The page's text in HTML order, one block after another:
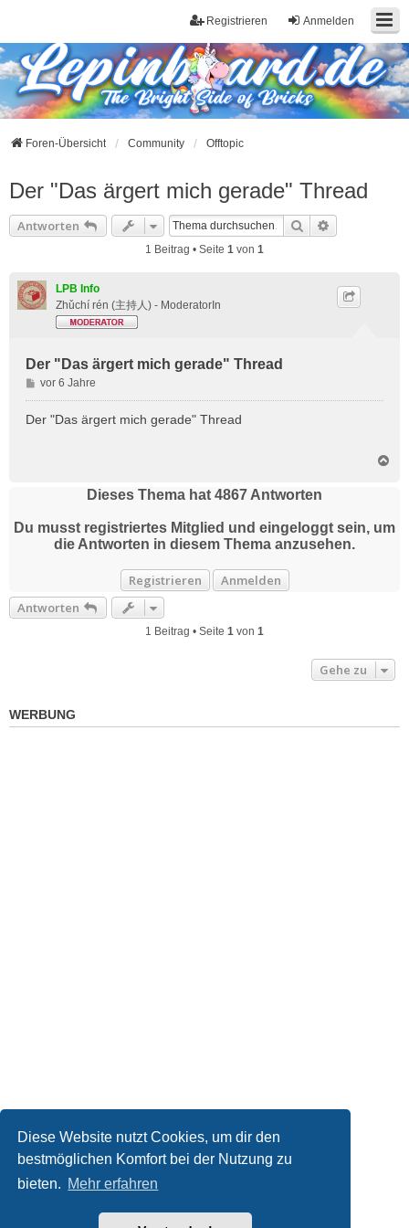
Diese Website nutzt Cookies, um dir den
bestmöglichen Komfort bei der Nutzung zu
bieten. Mehr erfahren
Anmelden
Registrieren
Foren-Übersicht Community Offtopic
Der "Das ärgert mich gerade" Thread
Antworten Suche
1 Beitrag • Seite 1 von 1
LPB Info
Zhǔchí rén (主持人) - ModeratorIn
Der "Das ärgert mich gerade" Thread
B
e
i
vor 6 Jahre
Der "Das ärgert mich gerade" Thread
b
Dieses Thema hat 4867 Antworten
Du musst registriertes Mitglied und eingeloggt sein, um
die Antworten in diesem Thema anzusehen.
Registrieren
Anmelden
Antworten
1 Beitrag • Seite 1 von 1
Gehe zu
WERBUNG
Kontakt
® Forum Software © phpBB Limited